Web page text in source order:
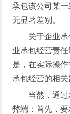
承包该公司某
无显著差别。
关于企业
业承包经营责
是，在实际操
承包经营的相关
当然，通
弊端：首先，